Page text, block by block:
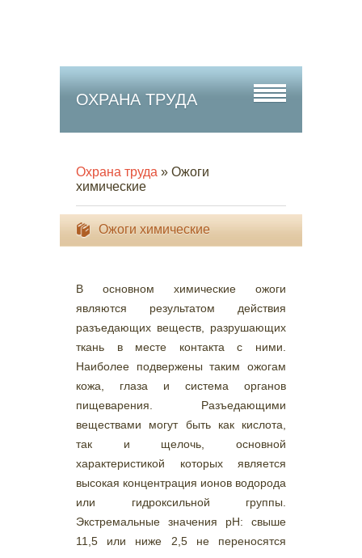
ОХРАНА ТРУДА
Охрана труда » Ожоги
химические
Ожоги химические
В основном химические ожоги
являются результатом действия
разъедающих веществ, разрушающих
ткань в месте контакта с ними.
Наиболее подвержены таким ожогам
кожа, глаза и система органов
пищеварения. Разъедающими
веществами могут быть как кислота,
так и щелочь, основной
характеристикой которых является
высокая концентрация ионов водорода
или гидроксильной группы.
Экстремальные значения pH: свыше
11,5 или ниже 2,5 не переносятся